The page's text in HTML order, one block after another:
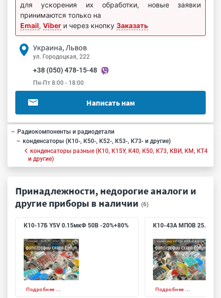
для ускорения их обработки, новые заявки
принимаются только на
Email, Viber и через кнопку Заказать
Украина, Львов
ул. Городоцкая, 222
+38 (050) 478-15-48
Пн-Пт 8:00 - 18:00
Написать нам
Радиокомпоненты и радиодетали
конденсаторы (К10-, К50-, К52-, К53-, К73- и другие)
конденсаторы разные (К10, К15У, К40, К50, К73, КВИ, КМ, КТ4
и другие)
Принадлежности, недорогие аналоги и
другие приборы в наличии (6)
К10-17Б Y5V 0.15мкФ 50В -20%+80%
Подробнее ...
К10-43А МПОВ 25.8пФ
Подробнее ...